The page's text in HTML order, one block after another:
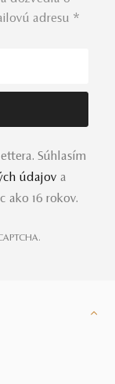
adresu *
Súhlasím
údajov a
ako 16 rokov.